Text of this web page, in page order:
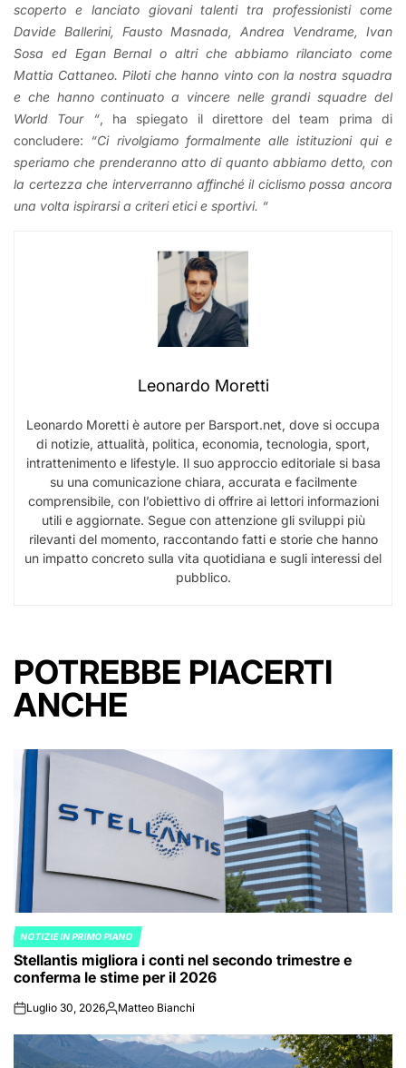
scoperto e lanciato giovani talenti tra professionisti come
Davide Ballerini, Fausto Masnada, Andrea Vendrame, Ivan
Sosa ed Egan Bernal o altri che abbiamo rilanciato come
Mattia Cattaneo. Piloti che hanno vinto con la nostra squadra
e che hanno continuato a vincere nelle grandi squadre del
World Tour “, ha spiegato il direttore del team prima di
concludere: “Ci rivolgiamo formalmente alle istituzioni qui e
speriamo che prenderanno atto di quanto abbiamo detto, con
la certezza che interverranno affinché il ciclismo possa ancora
una volta ispirarsi a criteri etici e sportivi. “
Leonardo Moretti
Leonardo Moretti è autore per Barsport.net, dove si occupa
di notizie, attualità, politica, economia, tecnologia, sport,
intrattenimento e lifestyle. Il suo approccio editoriale si basa
su una comunicazione chiara, accurata e facilmente
comprensibile, con l’obiettivo di offrire ai lettori informazioni
utili e aggiornate. Segue con attenzione gli sviluppi più
rilevanti del momento, raccontando fatti e storie che hanno
un impatto concreto sulla vita quotidiana e sugli interessi del
pubblico.
POTREBBE PIACERTI
ANCHE
POSTED
IN
NOTIZIE IN PRIMO PIANO
Stellantis migliora i conti nel secondo trimestre e
conferma le stime per il 2026
onLuglio 30, 2026Posted
Matteo Bianchi